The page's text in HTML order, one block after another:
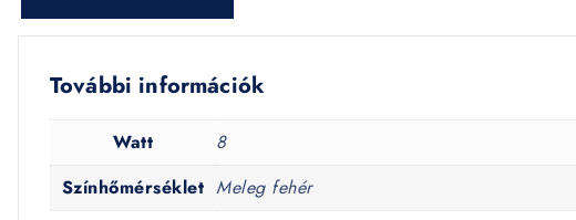
További információk
Watt
8
Színhőmérséklet Meleg fehér